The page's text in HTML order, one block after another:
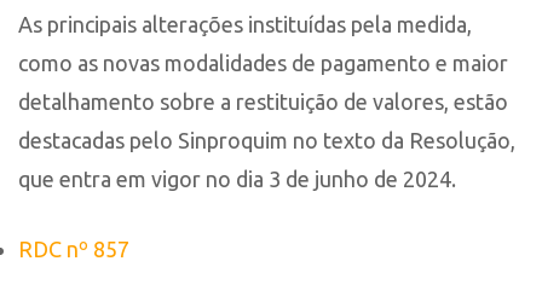
As principais alterações instituídas pela medida,
como as novas modalidades de pagamento e maior
detalhamento sobre a restituição de valores, estão
destacadas pelo Sinproquim no texto da Resolução,
que entra em vigor no dia 3 de junho de 2024.
RDC nº 857